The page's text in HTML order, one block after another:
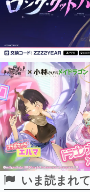
ピックア
電ファミのいま読まれて
アプリセール情報
インタビュー
連載・特集
殿堂入り
SNS拡散数が
いま読まれ